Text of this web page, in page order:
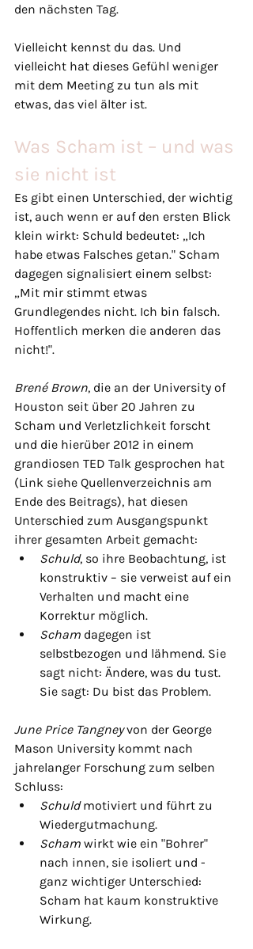
den nächsten Tag.
Vielleicht kennst du das. Und
vielleicht hat dieses Gefühl weniger
mit dem Meeting zu tun als mit
etwas, das viel älter ist.
Was Scham ist – und was
sie nicht ist
Es gibt einen Unterschied, der wichtig
ist, auch wenn er auf den ersten Blick
klein wirkt: Schuld bedeutet: „Ich
habe etwas Falsches getan." Scham
dagegen signalisiert einem selbst:
„Mit mir stimmt etwas
Grundlegendes nicht. Ich bin falsch.
Hoffentlich merken die anderen das
nicht!".
Brené Brown, die an der University of
Houston seit über 20 Jahren zu
Scham und Verletzlichkeit forscht
und die hierüber 2012 in einem
grandiosen TED Talk gesprochen hat
(Link siehe Quellenverzeichnis am
Ende des Beitrags), hat diesen
Unterschied zum Ausgangspunkt
ihrer gesamten Arbeit gemacht:
Schuld, so ihre Beobachtung, ist
konstruktiv – sie verweist auf ein
Verhalten und macht eine
Korrektur möglich.
Scham dagegen ist
selbstbezogen und lähmend. Sie
sagt nicht: Ändere, was du tust.
Sie sagt: Du bist das Problem.
June Price Tangney von der George
Mason University kommt nach
jahrelanger Forschung zum selben
Schluss:
Schuld motiviert und führt zu
Wiedergutmachung.
Scham wirkt wie ein "Bohrer"
nach innen, sie isoliert und -
ganz wichtiger Unterschied:
Scham hat kaum konstruktive
Wirkung.